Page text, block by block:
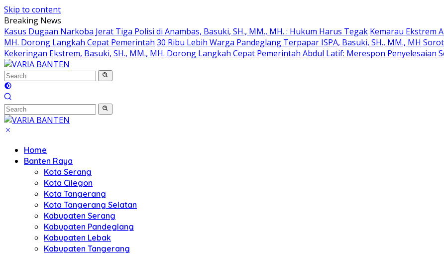
Skip to content
Breaking News
Kasus Dugaan Narkoba Jerat Tiga Polisi di Anambas, Basuki, SH., MM., MH. : Hukum Harus Tegak Kemarau Ekstrem
MH. Dorong Langkah Cepat Pemerintah 30 Ribu Lebih Warga Pandeglang Terpapar ISPA, Basuki, SH., MM., MH
Kekeringan Ekstrem, Basuki, SH., MM., MH. Dorong Langkah Cepat Pemerintah Abdul Latif: Merespon Penyelesaian
Home
Banten Raya
Kota Serang
Kota Cilegon
Kota Tangerang
Kota Tangerang Selatan
Kabupaten Serang
Kabupaten Pandeglang
Kabupaten Lebak
Kabupaten Tangerang